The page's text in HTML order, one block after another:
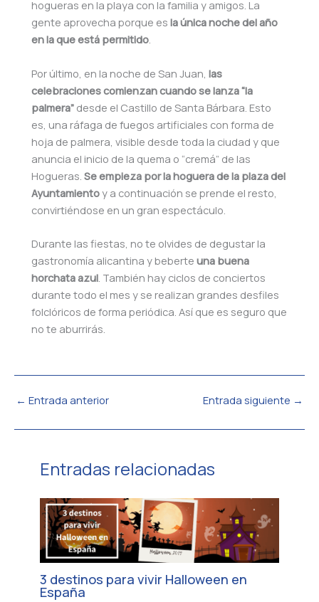
hogueras en la playa con la familia y amigos. La
gente aprovecha porque es la única noche del año
en la que está permitido.
Por último, en la noche de San Juan, las
celebraciones comienzan cuando se lanza “la
palmera” desde el Castillo de Santa Bárbara. Esto
es, una ráfaga de fuegos artificiales con forma de
hoja de palmera, visible desde toda la ciudad y que
anuncia el inicio de la quema o “cremá” de las
Hogueras. Se empieza por la hoguera de la plaza del
Ayuntamientoy a continuación se prende el resto,
convirtiéndose en un gran espectáculo.
Durante las fiestas, no te olvides de degustar la
gastronomía alicantina y beberte una buena
horchata azul. También hay ciclos de conciertos
durante todo el mes y se realizan grandes desfiles
folclóricos de forma periódica. Así que es seguro que
no te aburrirás.
← Entrada anterior Entrada siguiente →
Entradas relacionadas
3 destinos para vivir Halloween en
España